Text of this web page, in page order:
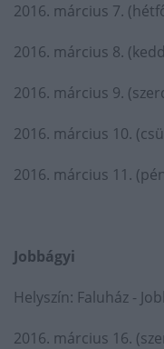
2016. március 7.
2016. március 8.
2016. március 9.
2016. március 10.
2016. március 11.
Jobbágyi
Helyszín: Faluház -
2016. március 16.